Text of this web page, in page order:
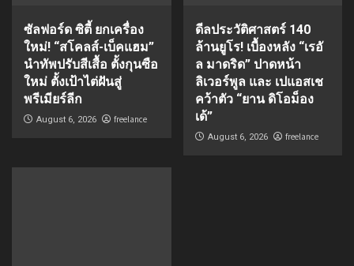
ซัลฟอร์ด ซิตี้ ยกเครื่อง
ใหม่! “สโคลส์-เบ็คแฮม”
นำทัพปรับสีเสื้อ ตั้งกุนซือ
ใหม่ ตั้งเป้าไต่ฝันสู่
พรีเมียร์ลีก
August 6, 2026 freelance
ดีลประวัติศาสตร์ 140
ล้านยูโร! เบื้องหลัง “เรอั
ล มาดริด” ปาดหน้า
ลิเวอร์พูล และ เปแอสเช
คว้าตัว “ยาน ดิโอม็อง
เด้”
August 6, 2026 freelance